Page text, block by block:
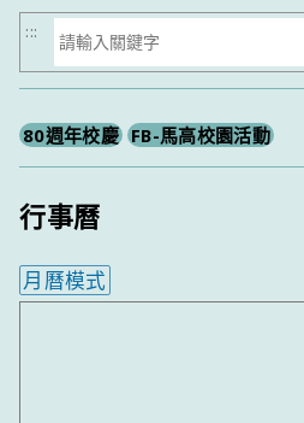
搜
尋
:::
80週年校慶 FB-馬高校園活動
行事曆
月曆模式